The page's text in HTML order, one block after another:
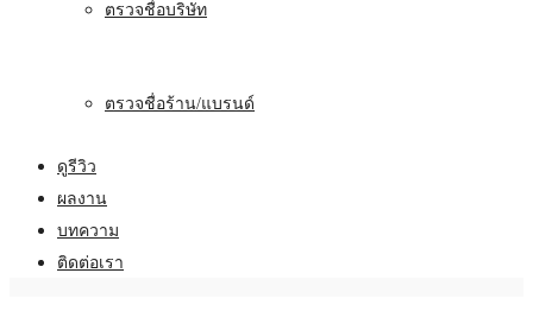
ตรวจชื่อบริษัท
ตรวจชื่อร้าน/แบรนด์
ดูรีวิว
ผลงาน
บทความ
ติดต่อเรา